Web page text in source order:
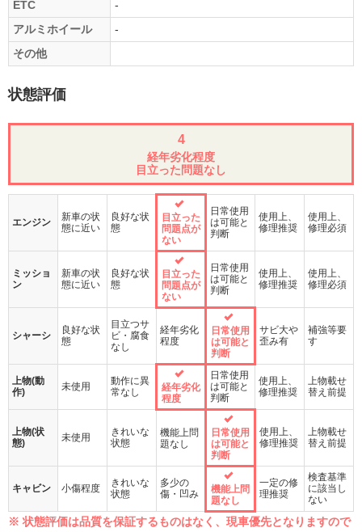
ETC
-
アルミホイール
-
その他
状態評価
4
経年劣化程度
目立った問題なし
エンジン
新車の状
態に近い
良好な状
態
目立った
問題点が
ない
日常使用
は可能と
判断
使用上、
修理推奨
使用上、
修理必須
ミッショ
ン
新車の状
態に近い
良好な状
態
目立った
問題点が
ない
日常使用
は可能と
判断
使用上、
修理推奨
使用上、
修理必須
シャーシ
良好な状
態
目立つサ
ビ・腐食
なし
経年劣化
程度
日常使用
は可能と
判断
サビ大や
歪み有
補強等要
す
上物(動
作)
未使用
動作に異
常なし
経年劣化
程度
日常使用
は可能と
判断
使用上、
修理推奨
上物載せ
替え前提
上物(状
態)
未使用
きれいな
状態
機能上問
題なし
日常使用
は可能と
判断
使用上、
修理推奨
上物載せ
替え前提
キャビン 小傷程度
きれいな
状態
多少の
傷・凹み
機能上問
題なし
一定の修
理推奨
検査基準
に該当し
ない
※ 状態評価は品質を保証するものはなく、現車優先となりますので